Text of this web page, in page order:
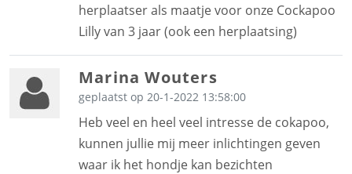
herplaatser als maatje voor onze Cockapoo
Lilly van 3 jaar (ook een herplaatsing)
Marina Wouters
geplaatst op 20-1-2022 13:58:00
Heb veel en heel veel intresse de cokapoo,
kunnen jullie mij meer inlichtingen geven
waar ik het hondje kan bezichten